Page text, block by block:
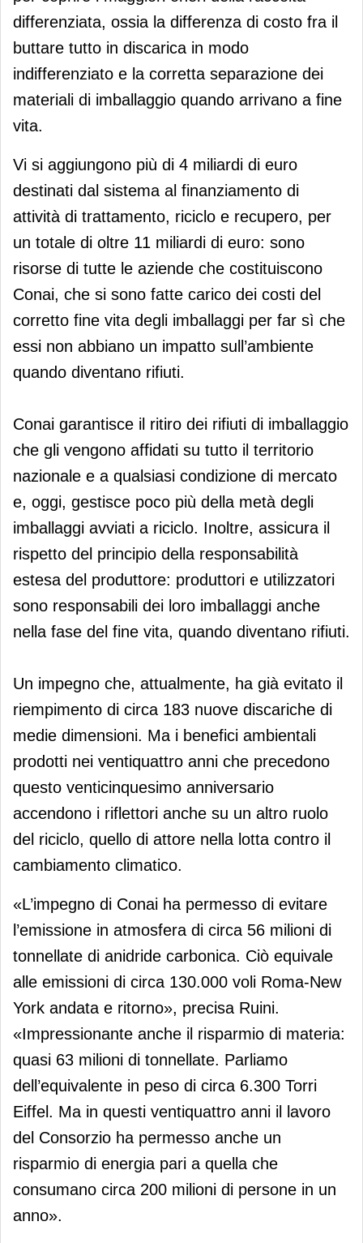
differenziata, ossia la differenza di costo fra il
buttare tutto in discarica in modo
indifferenziato e la corretta separazione dei
materiali di imballaggio quando arrivano a fine
vita.
Vi si aggiungono più di 4 miliardi di euro
destinati dal sistema al finanziamento di
attività di trattamento, riciclo e recupero, per
un totale di oltre 11 miliardi di euro: sono
risorse di tutte le aziende che costituiscono
Conai, che si sono fatte carico dei costi del
corretto fine vita degli imballaggi per far sì che
essi non abbiano un impatto sull’ambiente
quando diventano rifiuti.
Conai garantisce il ritiro dei rifiuti di imballaggio
che gli vengono affidati su tutto il territorio
nazionale e a qualsiasi condizione di mercato
e, oggi, gestisce poco più della metà degli
imballaggi avviati a riciclo. Inoltre, assicura il
rispetto del principio della responsabilità
estesa del produttore: produttori e utilizzatori
sono responsabili dei loro imballaggi anche
nella fase del fine vita, quando diventano rifiuti.
Un impegno che, attualmente, ha già evitato il
riempimento di circa 183 nuove discariche di
medie dimensioni. Ma i benefici ambientali
prodotti nei ventiquattro anni che precedono
questo venticinquesimo anniversario
accendono i riflettori anche su un altro ruolo
del riciclo, quello di attore nella lotta contro il
cambiamento climatico.
«L’impegno di Conai ha permesso di evitare
l’emissione in atmosfera di circa 56 milioni di
tonnellate di anidride carbonica. Ciò equivale
alle emissioni di circa 130.000 voli Roma-New
York andata e ritorno», precisa Ruini.
«Impressionante anche il risparmio di materia:
quasi 63 milioni di tonnellate. Parliamo
dell’equivalente in peso di circa 6.300 Torri
Eiffel. Ma in questi ventiquattro anni il lavoro
del Consorzio ha permesso anche un
risparmio di energia pari a quella che
consumano circa 200 milioni di persone in un
anno».